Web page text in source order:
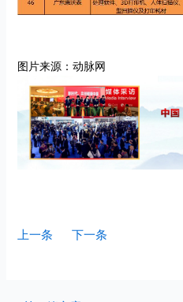
图片来源：动脉网
上一条 下一条